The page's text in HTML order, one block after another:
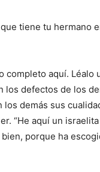
tiene tu hermano
completo aquí. Léalo
los defectos de los
demás sus
“He aquí un
porque ha